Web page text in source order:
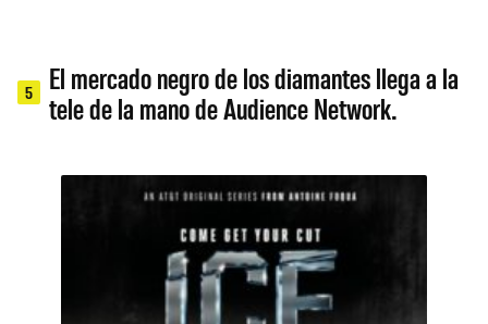
5
El mercado negro de los diamantes llega a la
tele de la mano de Audience Network.